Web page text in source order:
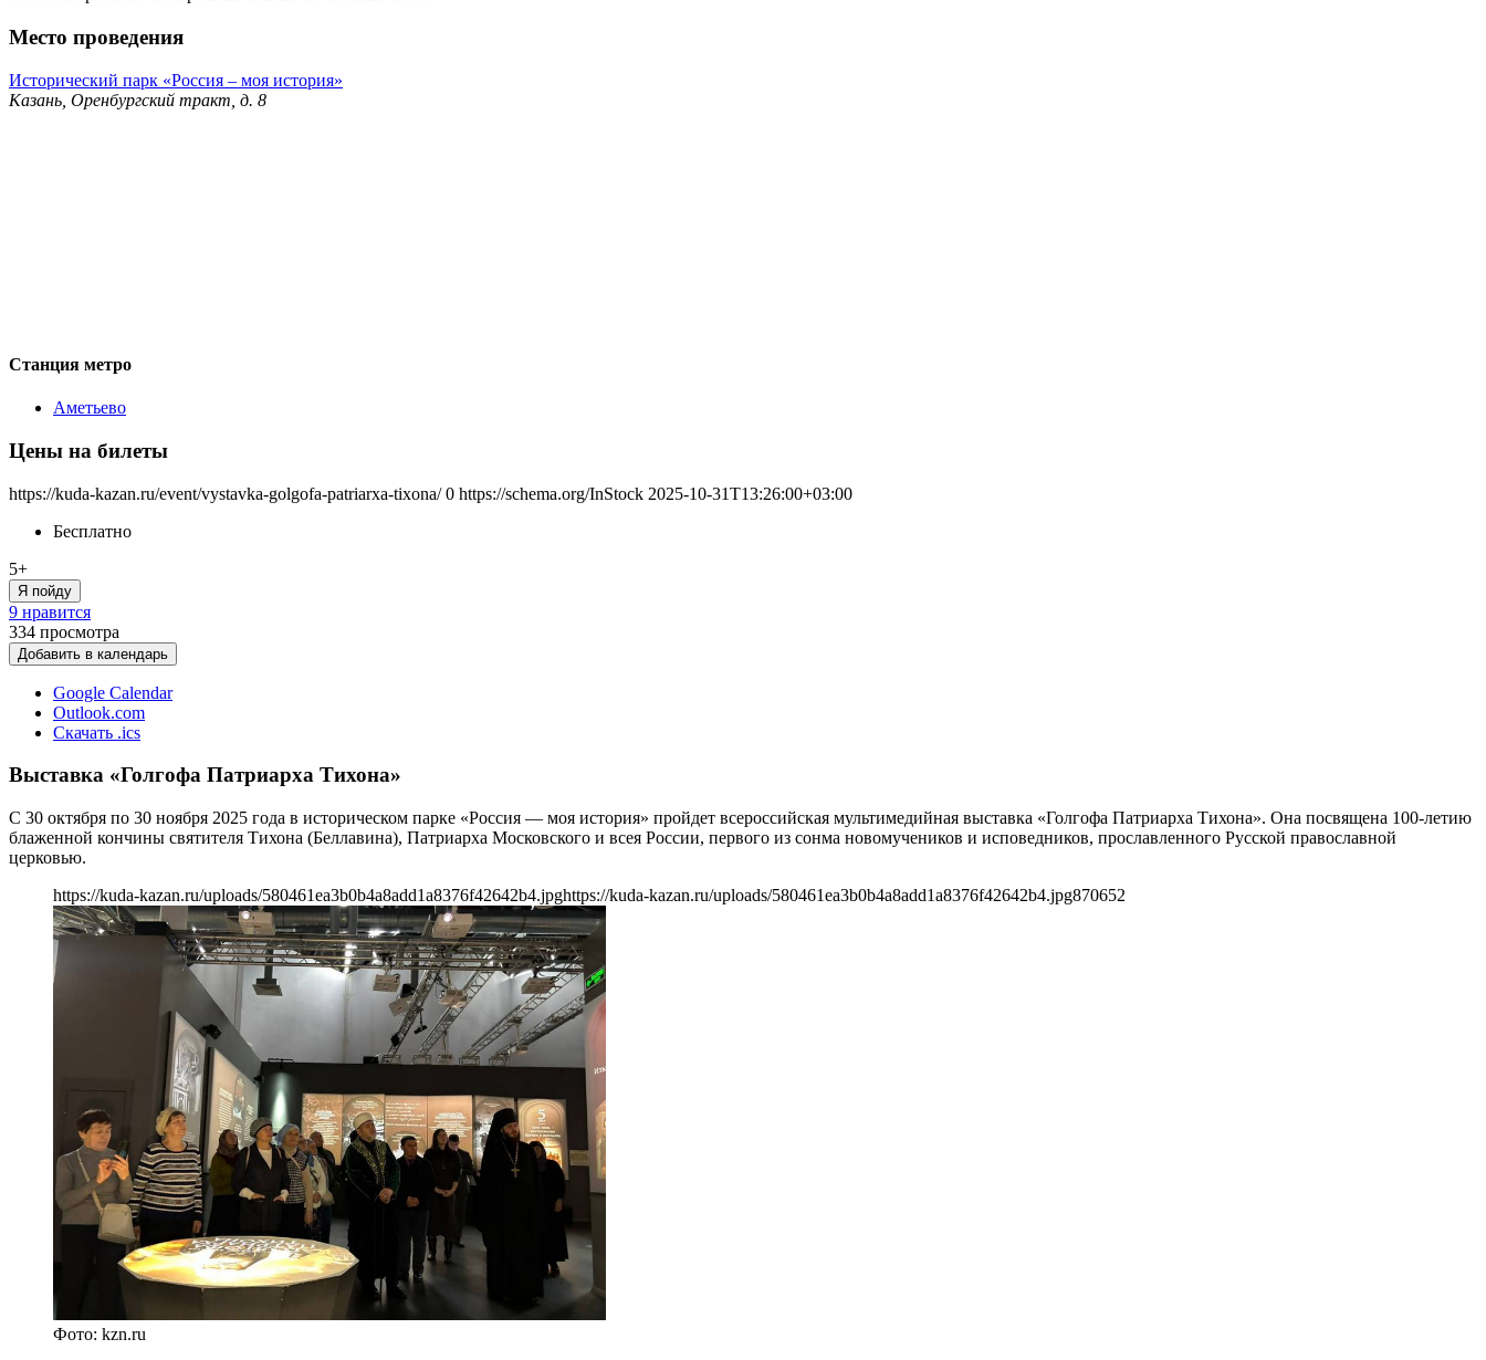
Место проведения
Исторический парк «Россия – моя история»
Казань, Оренбургский тракт, д. 8
Станция метро
Аметьево
Цены на билеты
https://kuda-kazan.ru/event/vystavka-golgofa-patriarxa-tixona/ 0 https://schema.org/InStock 2025-10-31T13:26:00+03:00
Бесплатно
5+
Я пойду
9 нравится
334 просмотра
Добавить в календарь
Google Calendar
Outlook.com
Скачать .ics
Выставка «Голгофа Патриарха Тихона»
С 30 октября по 30 ноября 2025 года в историческом парке «Россия — моя история» пройдет всероссийская мультимедийная выставка «Голгофа Патриарха Тихона». Она посвящена 100-летию
блаженной кончины святителя Тихона (Беллавина), Патриарха Московского и всея России, первого из сонма новомучеников и исповедников, прославленного Русской православной
церковью.
https://kuda-kazan.ru/uploads/580461ea3b0b4a8add1a8376f42642b4.jpghttps://kuda-kazan.ru/uploads/580461ea3b0b4a8add1a8376f42642b4.jpg870652
Фото: kzn.ru